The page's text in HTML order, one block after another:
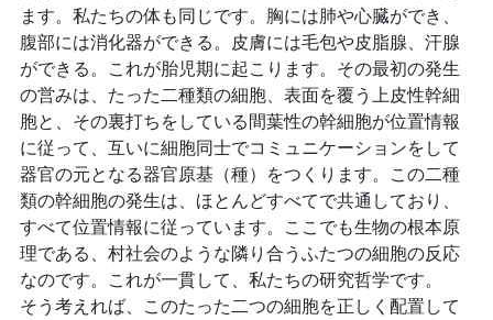
ます。私たちの体も同じです。胸には肺や心臓ができ、
腹部には消化器ができる。皮膚には毛包や皮脂腺、汗腺
ができる。これが胎児期に起こります。その最初の発生
の営みは、たった二種類の細胞、表面を覆う上皮性幹細
胞と、その裏打ちをしている間葉性の幹細胞が位置情報
に従って、互いに細胞同士でコミュニケーションをして
器官の元となる器官原基（種）をつくります。この二種
類の幹細胞の発生は、ほとんどすべてで共通しており、
すべて位置情報に従っています。ここでも生物の根本原
理である、村社会のような隣り合うふたつの細胞の反応
なのです。これが一貫して、私たちの研究哲学です。
そう考えれば、このたった二つの細胞を正しく配置して